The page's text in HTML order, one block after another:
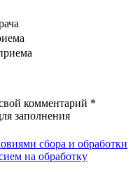
комментарий *
заполнения
сбора и обработки
на обработку